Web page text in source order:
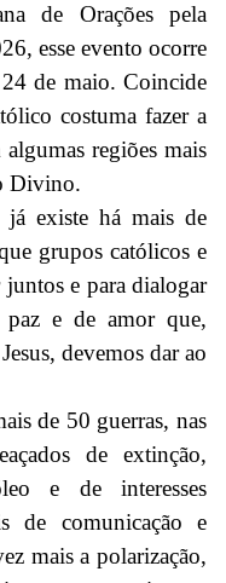
de Orações pela
esse evento ocorre
de maio. Coincide
costuma fazer a
regiões mais
Divino.
existe há mais de
grupos católicos e
juntos e para dialogar
e de amor que,
devemos dar ao
de 50 guerras, nas
de extinção,
e de interesses
de comunicação e
mais a polarização,